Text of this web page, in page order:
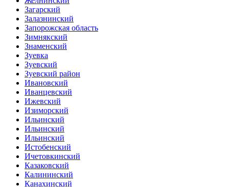
Загарский
Залазнинский
Запорожская область
Зимнякский
Знаменский
Зуевка
Зуевский
Зуевский район
Ивановский
Иванцевский
Ижевский
Изиморский
Ильинский
Ильинский
Ильинский
Истобенский
Ичетовкинский
Казаковский
Калининский
Канахинский